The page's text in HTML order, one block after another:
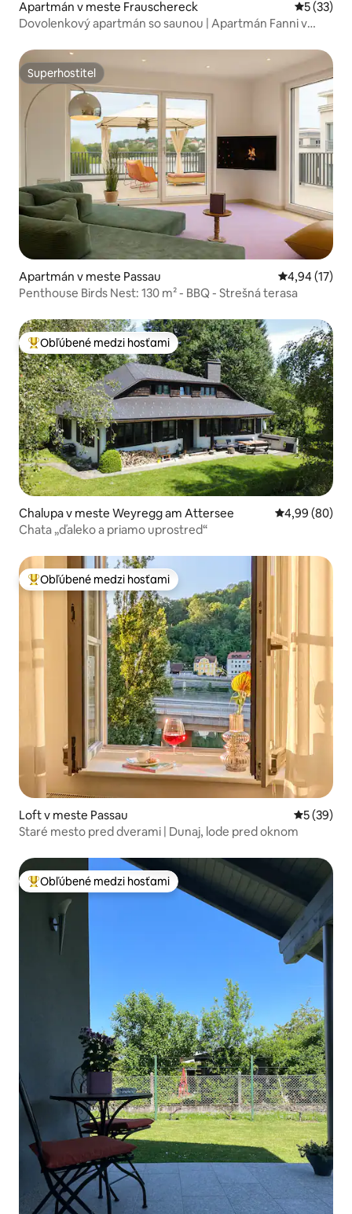
Apartmán v meste Frauschereck
5 (33)
Dovolenkový apartmán so saunou | Apartmán Fanni v
Superhostiteľ
Superhostiteľ
Apartmán v meste Passau Priemerné
4,94 (17)
Penthouse Birds Nest: 130 m² - BBQ - Strešná terasa
Najobľúbenejšie medzi hosťami
Obľúbené medzi hosťami
Chalupa v meste Weyregg am Attersee Priemerné
4,99 (80)
Chata „ďaleko a priamo uprostred“
Najobľúbenejšie medzi hosťami
Obľúbené medzi hosťami
Loft v meste Passau
5 (39)
Staré mesto pred dverami | Dunaj, lode pred oknom
Najobľúbenejšie medzi hosťami
Obľúbené medzi hosťami